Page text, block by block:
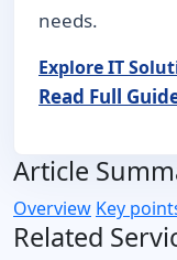
needs.
Explore IT
Read Full
Article
Overview Key
Related